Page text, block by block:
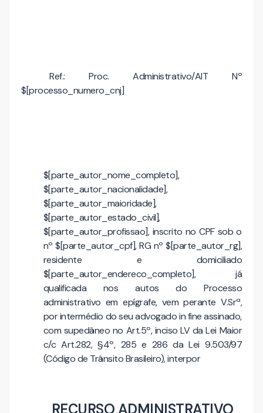
Ref.: Proc. Administrativo/AIT Nº
$[processo_numero_cnj]
$[parte_autor_nome_completo],
$[parte_autor_nacionalidade],
$[parte_autor_maioridade],
$[parte_autor_estado_civil],
$[parte_autor_profissao], inscrito no CPF sob o
nº $[parte_autor_cpf], RG nº $[parte_autor_rg],
residente e domiciliado
$[parte_autor_endereco_completo],já
qualificada nos autos do Processo
administrativo em epígrafe, vem perante V.Srª,
por intermédio do seu advogado in fine assinado,
com supedâneo no Art.5º, inciso LV da Lei Maior
c/c Art.282, §4º, 285 e 286 da Lei 9.503/97
(Código de Trânsito Brasileiro), interpor
RECURSO ADMINISTRATIVO